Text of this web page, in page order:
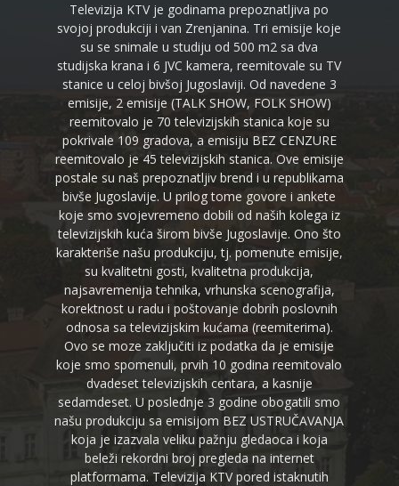
Televizija KTV je godinama prepoznatljiva po
svojoj produkciji i van Zrenjanina. Tri emisije koje
su se snimale u studiju od 500 m2 sa dva
studijska krana i 6 JVC kamera, reemitovale su TV
stanice u celoj bivšoj Jugoslaviji. Od navedene 3
emisije, 2 emisije (TALK SHOW, FOLK SHOW)
reemitovalo je 70 televizijskih stanica koje su
pokrivale 109 gradova, a emisiju BEZ CENZURE
reemitovalo je 45 televizijskih stanica. Ove emisije
postale su naš prepoznatljiv brend i u republikama
bivše Jugoslavije. U prilog tome govore i ankete
koje smo svojevremeno dobili od naših kolega iz
televizijskih kuća širom bivše Jugoslavije. Ono što
karakteriše našu produkciju, tj. pomenute emisije,
su kvalitetni gosti, kvalitetna produkcija,
najsavremenija tehnika, vrhunska scenografija,
korektnost u radu i poštovanje dobrih poslovnih
odnosa sa televizijskim kućama (reemiterima).
Ovo se moze zaključiti iz podatka da je emisije
koje smo spomenuli, prvih 10 godina reemitovalo
dvadeset televizijskih centara, a kasnije
sedamdeset. U poslednje 3 godine obogatili smo
našu produkciju sa emisijom BEZ USTRUČAVANJA
koja je izazvala veliku pažnju gledaoca i koja
beleži rekordni broj pregleda na internet
platformama. Televizija KTV pored istaknutih